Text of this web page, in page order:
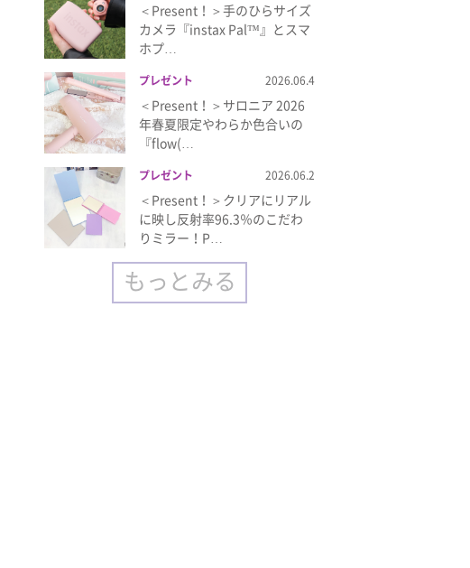
＜Present！＞手のひらサイズ
カメラ『instax Pal™』とスマ
ホプ…
プレゼント 2026.06.4
＜Present！＞サロニア 2026
年春夏限定やわらか色合いの
『flow(…
プレゼント 2026.06.2
＜Present！＞クリアにリアル
に映し反射率96.3％のこだわ
りミラー！P…
もっとみる